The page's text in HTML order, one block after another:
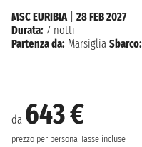
da 643 €
prezzo per persona Tasse incluse
MSC EURIBIA| 28 FEB 2027
Durata: 7 notti
Partenza da: Marsiglia Sbarco: